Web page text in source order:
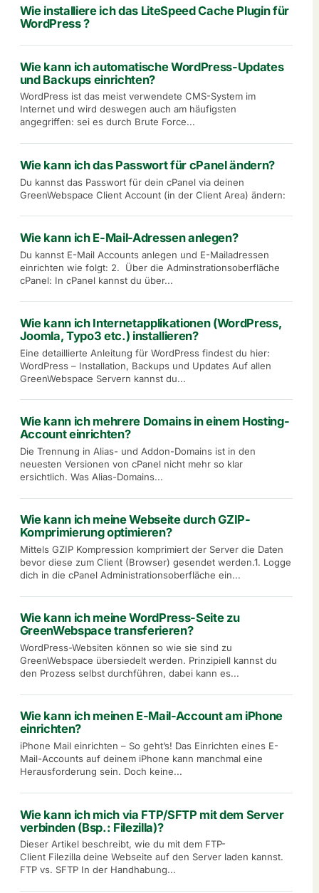
Wie installiere ich das LiteSpeed Cache Plugin für
WordPress ?
Wie kann ich automatische WordPress-Updates
und Backups einrichten?
WordPress ist das meist verwendete CMS-System im
Internet und wird deswegen auch am häufigsten
angegriffen: sei es durch Brute Force...
Wie kann ich das Passwort für cPanel ändern?
Du kannst das Passwort für dein cPanel via deinen
GreenWebspace Client Account (in der Client Area) ändern:
Wie kann ich E-Mail-Adressen anlegen?
Du kannst E-Mail Accounts anlegen und E-Mailadressen
einrichten wie folgt: 2. Über die Adminstrationsoberfläche
cPanel: In cPanel kannst du über...
Wie kann ich Internetapplikationen (WordPress,
Joomla, Typo3 etc.) installieren?
Eine detaillierte Anleitung für WordPress findest du hier:
WordPress – Installation, Backups und Updates Auf allen
GreenWebspace Servern kannst du...
Wie kann ich mehrere Domains in einem Hosting-
Account einrichten?
Die Trennung in Alias- und Addon-Domains ist in den
neuesten Versionen von cPanel nicht mehr so klar
ersichtlich. Was Alias-Domains...
Wie kann ich meine Webseite durch GZIP-
Komprimierung optimieren?
Mittels GZIP Kompression komprimiert der Server die Daten
bevor diese zum Client (Browser) gesendet werden.1. Logge
dich in die cPanel Administrationsoberfläche ein...
Wie kann ich meine WordPress-Seite zu
GreenWebspace transferieren?
WordPress-Websiten können so wie sie sind zu
GreenWebspace übersiedelt werden. Prinzipiell kannst du
den Prozess selbst durchführen, dabei kann es...
Wie kann ich meinen E-Mail-Account am iPhone
einrichten?
iPhone Mail einrichten – So geht’s! Das Einrichten eines E-
Mail-Accounts auf deinem iPhone kann manchmal eine
Herausforderung sein. Doch keine...
Wie kann ich mich via FTP/SFTP mit dem Server
verbinden (Bsp.: Filezilla)?
Dieser Artikel beschreibt, wie du mit dem FTP-
Client Filezilla deine Webseite auf den Server laden kannst.
FTP vs. SFTP In der Handhabung...